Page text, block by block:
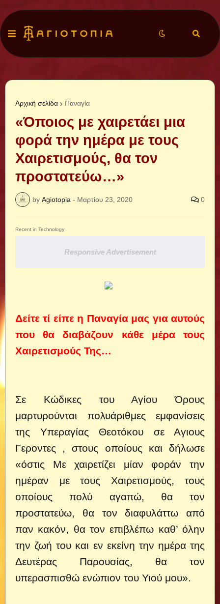
Αρχική σελίδα Παναγία
«Όποιος με χαιρετάει μια
φορά την ημέρα με τους
Χαιρετισμούς, θα τον
προστατεύω…»
by Agiotopia - Μαρτίου 23, 2020 0
Recent in Technology
Responsive Advertisement
Δείτε τί είπε η Παναγία μας για αυτούς
που θα διαβάζουν κάθε μέρα τους
Χαιρετισμούς Της…
Σε Κώδικες του Αγίου Όρους
μαρτυρούνται πολυάριθμες εμφανίσεις
της Υπεραγίας Θεοτόκου σε Αγιους
Γεροντες , στους οποίους και δήλωσε
«όστις Με χαιρετίζει μίαν φοράν την
ημέραν με τους Χαιρετισμούς, τους
οποίους πολύ αγαπώ, θα τον
προστατεύω, θα τον διαφυλάττω από
παν κακόν, θα τον επιβλέπω καθ’ όλην
την ζωή του και εν εκείνη την ημέρα της
Δευτέρας Παρουσίας, θα τον
υπερασπισθώ ενώπιον του Υιού μου».